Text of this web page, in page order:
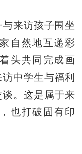
来访孩子围坐
自然地互递彩
头共同完成画
中学生与福利
。这是属于来
也打破固有印